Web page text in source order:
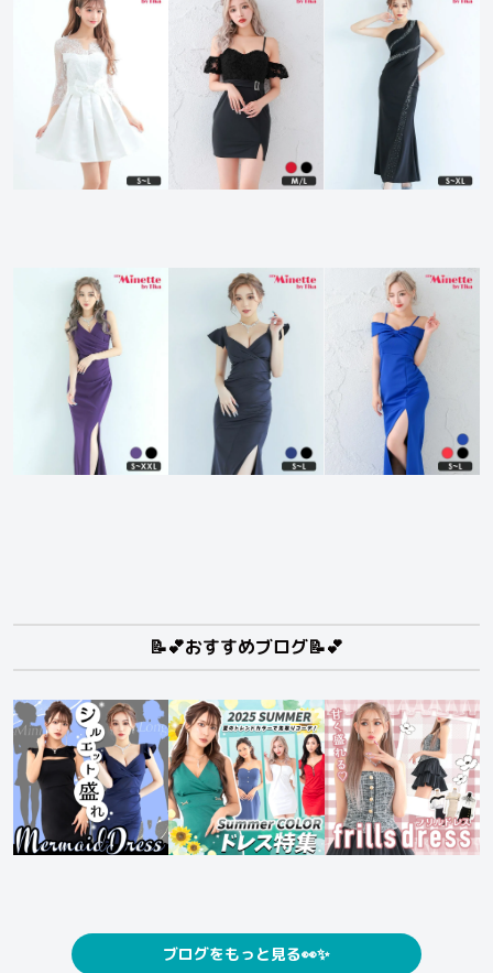
📝💕おすすめブログ📝💕
ブログをもっと見る👀✨